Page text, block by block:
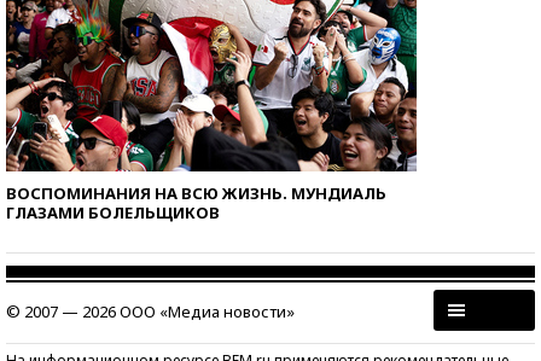
ВОСПОМИНАНИЯ НА ВСЮ ЖИЗНЬ. МУНДИАЛЬ
ГЛАЗАМИ БОЛЕЛЬЩИКОВ
© 2007 — 2026 ООО «Медиа новости»